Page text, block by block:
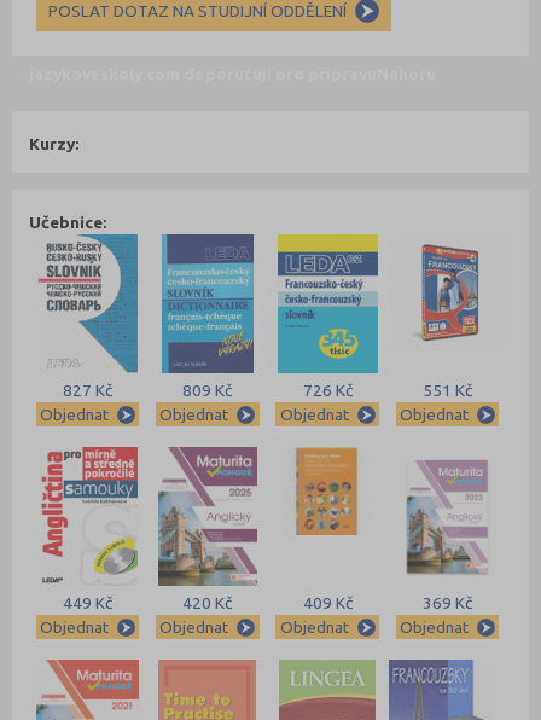
POSLAT DOTAZ NA STUDIJNÍ ODDĚLENÍ
Kurzy:
Učebnice:
827 Kč
Objednat
809 Kč
Objednat
726 Kč
Objednat
551 Kč
Objednat
449 Kč
Objednat
420 Kč
Objednat
409 Kč
Objednat
369 Kč
Objednat